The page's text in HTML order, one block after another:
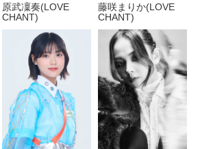
原武凜奏(LOVE
CHANT)
藤咲まりか(LOVE
CHANT)